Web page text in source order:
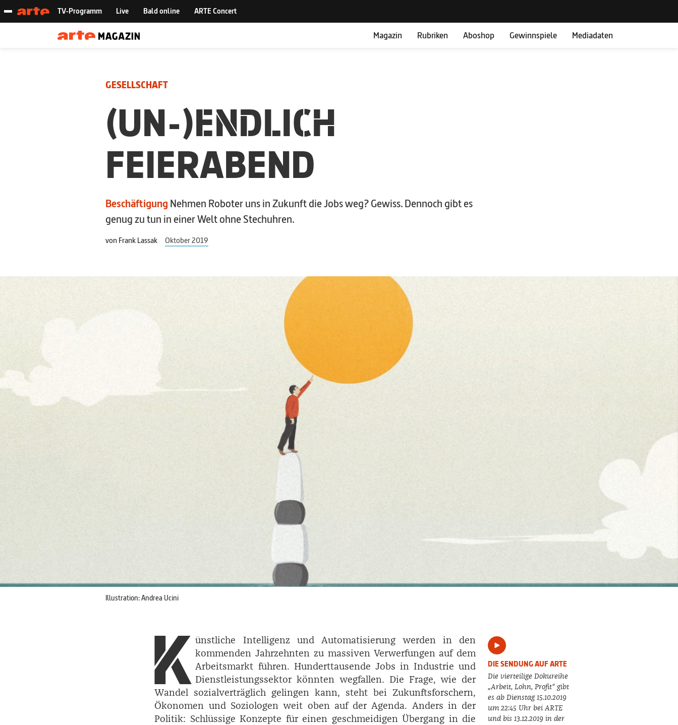
Magazin Rubriken Aboshop Gewinnspiele Mediadaten
GESELLSCHAFT
(UN-)ENDLICH
FEIERABEND
Beschäftigung Nehmen Roboter uns in Zukunft die Jobs weg? Gewiss. Dennoch gibt es
genug zu tun in einer Welt ohne Stechuhren.
vonFrank Lassak Oktober 2019
Illustration: Andrea Ucini
K ünstliche Intelligenz und Automatisierung werden in den
kommenden Jahrzehnten zu massiven Verwerfungen auf dem
Arbeitsmarkt führen. Hunderttausende Jobs in Industrie und
Dienstleistungssektor könnten wegfallen. Die Frage, wie der
Wandel sozialverträglich gelingen kann, steht bei Zukunftsforschern,
Ökonomen und Soziologen weit oben auf der Agenda. Anders in der
Politik: Schlüssige Konzepte für einen geschmeidigen Übergang in die
DIE SENDUNG AUF ARTE
Die vierteilige Dokureihe
„Arbeit, Lohn, Profit“ gibt
es ab Dienstag 15.10.2019
um 22:45 Uhr bei ARTE
und bis 13.12.2019 in der